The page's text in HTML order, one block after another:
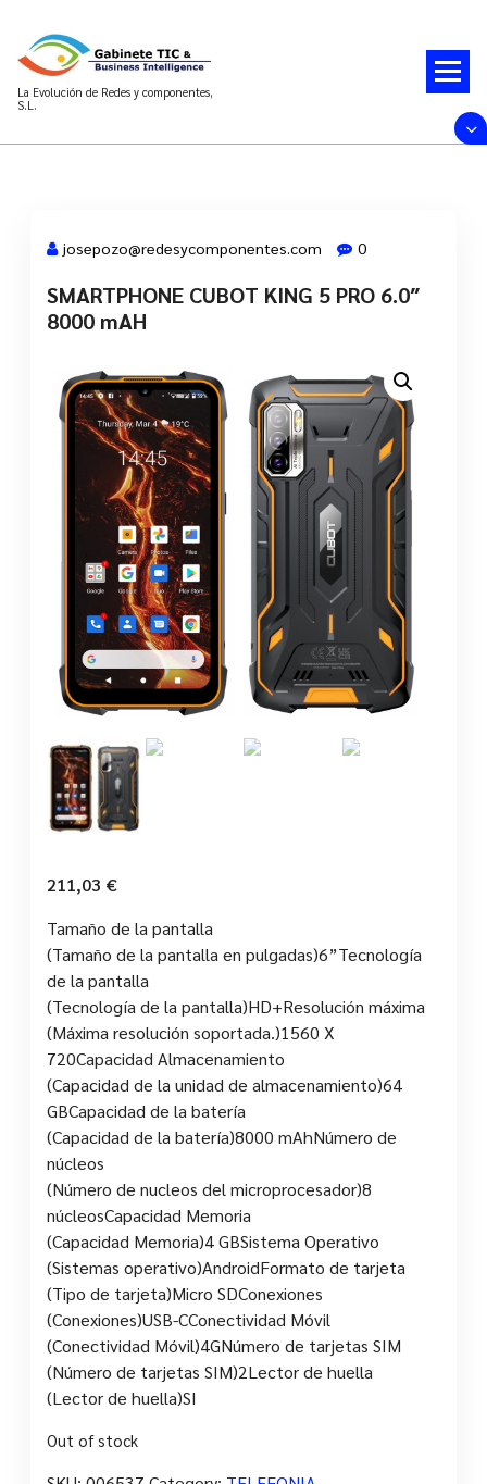
contenido
La Evolución de Redes y componentes,
S.L.
28 Mar, 2022
josepozo@redesycomponentes.com 0
SMARTPHONE CUBOT KING 5 PRO 6.0″
8000 mAH
211,03 €
Tamaño de la pantalla
(Tamaño de la pantalla en pulgadas)6”Tecnología
de la pantalla
(Tecnología de la pantalla)HD+Resolución máxima
(Máxima resolución soportada.)1560 X
720Capacidad Almacenamiento
(Capacidad de la unidad de almacenamiento)64
GBCapacidad de la batería
(Capacidad de la batería)8000 mAhNúmero de
núcleos
(Número de nucleos del microprocesador)8
núcleosCapacidad Memoria
(Capacidad Memoria)4 GBSistema Operativo
(Sistemas operativo)AndroidFormato de tarjeta
(Tipo de tarjeta)Micro SDConexiones
(Conexiones)USB-CConectividad Móvil
(Conectividad Móvil)4GNúmero de tarjetas SIM
(Número de tarjetas SIM)2Lector de huella
(Lector de huella)SI
Out of stock